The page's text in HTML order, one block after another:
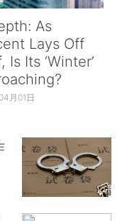
As
Lays Off
Is Its ‘Winter’
月01日